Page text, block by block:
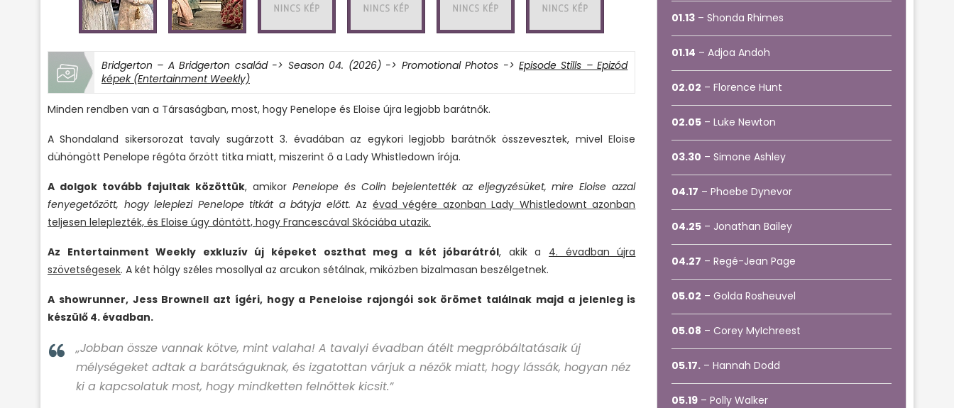
Bridgerton – A Bridgerton család -> Season 04. (2026) -> Promotional Photos -> Episode Stills – Epizód
képek (Entertainment Weekly)
Minden rendben van a Társaságban, most, hogy Penelope és Eloise újra legjobb barátnők.
A Shondaland sikersorozat tavaly sugárzott 3. évadában az egykori legjobb barátnők összevesztek, mivel Eloise
dühöngött Penelope régóta őrzött titka miatt, miszerint ő a Lady Whistledown írója.
A dolgok tovább fajultak közöttük, amikor Penelope és Colin bejelentették az eljegyzésüket, mire Eloise azzal
fenyegetőzött, hogy leleplezi Penelope titkát a bátyja előtt. Az évad végére azonban Lady Whistledownt azonban
teljesen leleplezték, és Eloise úgy döntött, hogy Francescával Skóciába utazik.
Az Entertainment Weekly exkluzív új képeket oszthat meg a két jóbarátról, akik a 4. évadban újra
szövetségesek. A két hölgy széles mosollyal az arcukon sétálnak, miközben bizalmasan beszélgetnek.
A showrunner, Jess Brownell azt ígéri, hogy a Peneloise rajongói sok örömet találnak majd a jelenleg is
készülő 4. évadban.
„Jobban össze vannak kötve, mint valaha! A tavalyi évadban átélt megpróbáltatásaik új
mélységeket adtak a barátságuknak, és izgatottan várjuk a nézők miatt, hogy lássák, hogyan néz
ki a kapcsolatuk most, hogy mindketten felnőttek kicsit.”
01.13 – Shonda Rhimes
01.14 – Adjoa Andoh
02.02 – Florence Hunt
02.05 – Luke Newton
03.30 – Simone Ashley
04.17 – Phoebe Dynevor
04.25 – Jonathan Bailey
04.27 – Regé-Jean Page
05.02 – Golda Rosheuvel
05.08 – Corey MyIchreest
05.17. – Hannah Dodd
05.19 – Polly Walker